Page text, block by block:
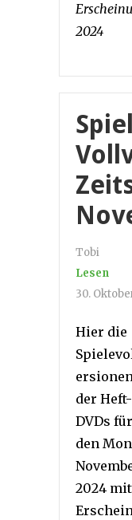
2024
Tobi
Lesen
30.
Hier die
der Heft-
DVDs für
den
2024